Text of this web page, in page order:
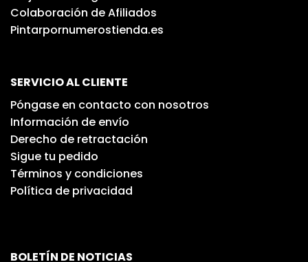
Colaboración de Afiliados
Pintarpornumerostienda.es
SERVICIO AL CLIENTE
Póngase en contacto con nosotros
Información de envío
Derecho de retractación
Sigue tu pedido
Términos y condiciones
Política de privacidad
BOLETÍN DE NOTICIAS